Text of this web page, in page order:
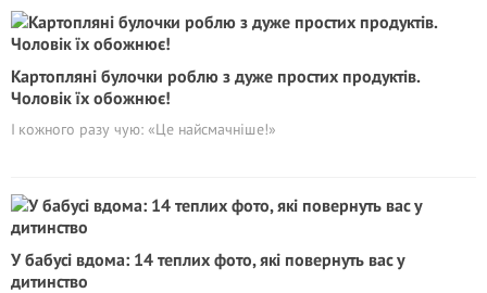
Картопляні булочки роблю з дуже простих продуктів.
Чоловік їх обожнює!
І кожного разу чую: «Це найсмачніше!»
У бабусі вдома: 14 теплих фото, які повернуть вас у
дитинство